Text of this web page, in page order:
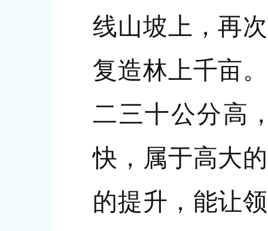
线山坡上，再
复造林上千亩
二三十公分高
快，属于高大
的提升，能让